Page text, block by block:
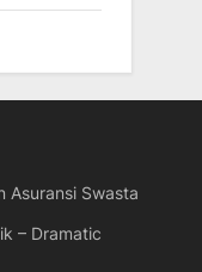
Asuransi Swasta
– Dramatic